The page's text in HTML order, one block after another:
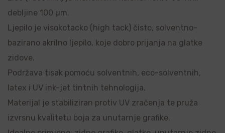
debljine 100 µm.
Ljepilo je visokotacko (high tack) čisto, solventno-
bazirano akrilno ljepilo, koje dobro prijanja na glatke
zidove.
Podržava tisak pomoću solventnih, eco-solventnih,
latex i UV ink-jet tintnih tehnologija.
Materijal je stabiliziran protiv UV zračenja te pruža
izvrsnu kvalitetu boja za unutarnje grafike.